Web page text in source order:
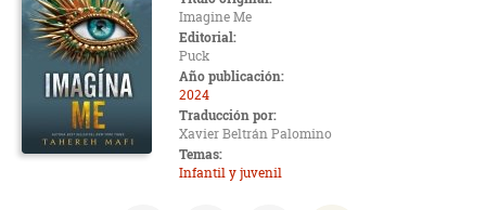
Imagine Me
Editorial:
Puck
Año publicación:
2024
Traducción por:
Xavier Beltrán Palomino
Temas:
Infantil y juvenil